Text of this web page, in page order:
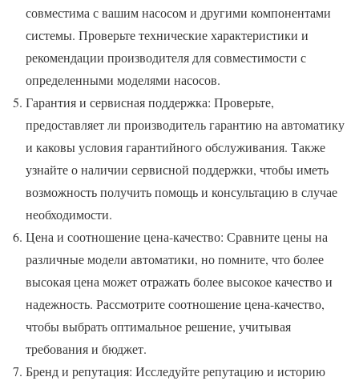
совместима с вашим насосом и другими компонентами
системы. Проверьте технические характеристики и
рекомендации производителя для совместимости с
определенными моделями насосов.
Гарантия и сервисная поддержка: Проверьте,
предоставляет ли производитель гарантию на автоматику
и каковы условия гарантийного обслуживания. Также
узнайте о наличии сервисной поддержки, чтобы иметь
возможность получить помощь и консультацию в случае
необходимости.
Цена и соотношение цена-качество: Сравните цены на
различные модели автоматики, но помните, что более
высокая цена может отражать более высокое качество и
надежность. Рассмотрите соотношение цена-качество,
чтобы выбрать оптимальное решение, учитывая
требования и бюджет.
Бренд и репутация: Исследуйте репутацию и историю